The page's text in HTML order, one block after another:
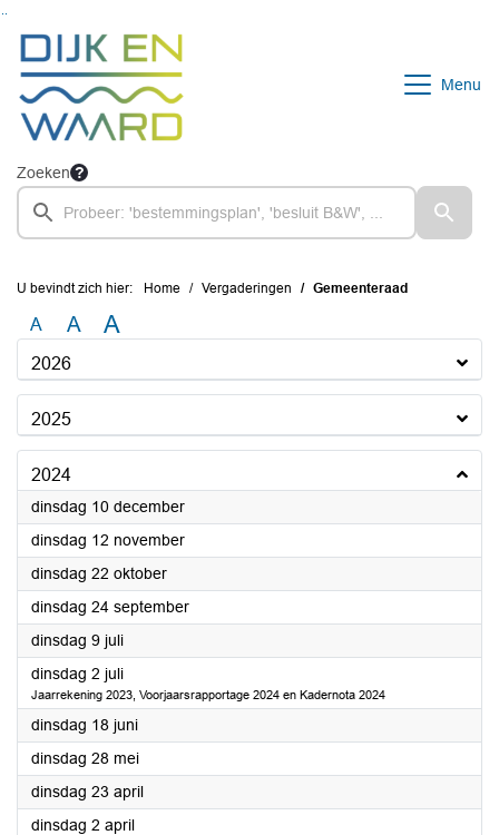
Menu
Zoeken
U bevindt zich hier: Home Vergaderingen Gemeenteraad
A A A
2026
2025
2024
dinsdag 10 december2024
dinsdag 12 november2024
dinsdag 22 oktober2024
dinsdag 24 september2024
dinsdag 9 juli2024
dinsdag 2 juli2024
Jaarrekening 2023, Voorjaarsrapportage 2024 en Kadernota 2024
dinsdag 18 juni2024
dinsdag 28 mei2024
dinsdag 23 april2024
dinsdag 2 april2024